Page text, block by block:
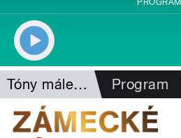
PROGRAM
Tóny málem zapomenuté Program